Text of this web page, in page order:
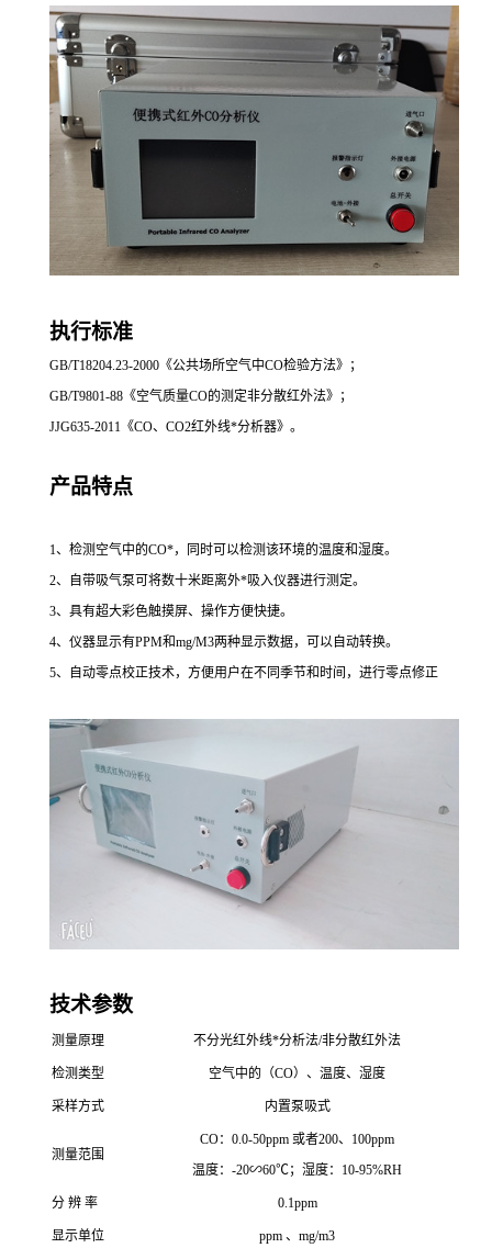
执行标准
GB/T18204.23-2000《公共场所空气中CO检验方法》；
GB/T9801-88《空气质量CO的测定非分散红外法》；
JJG635-2011《CO、CO2红外线*分析器》。
产品特点
1、检测空气中的CO*，同时可以检测该环境的温度和湿度。
2、自带吸气泵可将数十米距离外*吸入仪器进行测定。
3、具有超大彩色触摸屏、操作方便快捷。
4、仪器显示有PPM和mg/M3两种显示数据，可以自动转换。
5、自动零点校正技术，方便用户在不同季节和时间，进行零点修正
技术参数
测量原理 不分光红外线*分析法/非分散红外法
检测类型 空气中的（CO）、温度、湿度
采样方式 内置泵吸式
测量范围
CO：0.0-50ppm 或者200、100ppm
温度：-20∽60℃；湿度：10-95%RH
分 辨 率 0.1ppm
显示单位 ppm 、mg/m3